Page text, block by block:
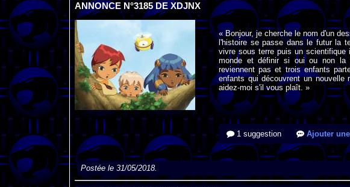
ANNONCE N°3185 DE XDJNX
« Bonjour, je cherche le nom d'un
l'histoire se passe dans le futur la
vivre sous terre puis un
monde et définir si oui ou non la
reviennent pas et trois enfants
enfants qui découvrent un
aidez-moi s'il vous plaît. »
1 suggestion Ajouter
Postée le 31/05/2018.